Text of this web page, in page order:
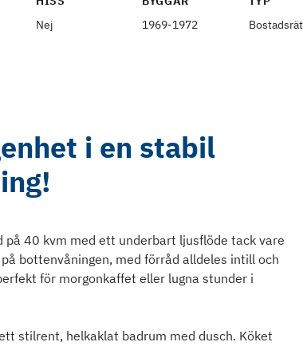
Nej
1969-1972
i en stabil
40 kvm med ett underbart ljusflöde tack vare
bottenvåningen, med förråd alldeles intill och
för morgonkaffet eller lugna stunder i
stilrent, helkaklat badrum med dusch. Köket